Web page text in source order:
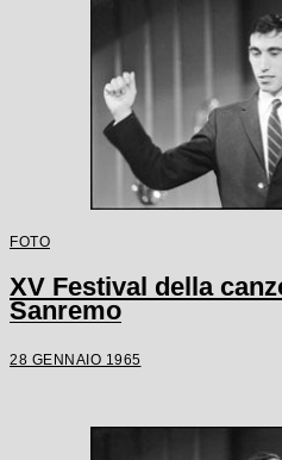
FOTO
XV Festival della
Sanremo
28 GENNAIO 1965